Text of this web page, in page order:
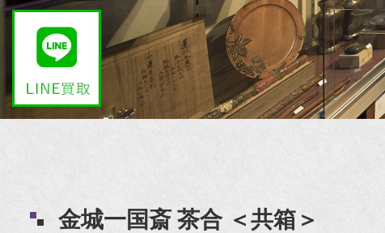
金城一国斎 茶合 ＜共箱＞